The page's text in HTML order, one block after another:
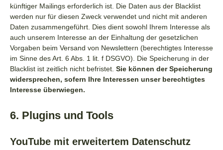
künftiger Mailings erforderlich ist. Die Daten aus der Blacklist
werden nur für diesen Zweck verwendet und nicht mit anderen
Daten zusammengeführt. Dies dient sowohl Ihrem Interesse als
auch unserem Interesse an der Einhaltung der gesetzlichen
Vorgaben beim Versand von Newslettern (berechtigtes Interesse
im Sinne des Art. 6 Abs. 1 lit. f DSGVO). Die Speicherung in der
Blacklist ist zeitlich nicht befristet. Sie können der Speicherung
widersprechen, sofern Ihre Interessen unser berechtigtes
Interesse überwiegen.
6. Plugins und Tools
YouTube mit erweitertem Datenschutz